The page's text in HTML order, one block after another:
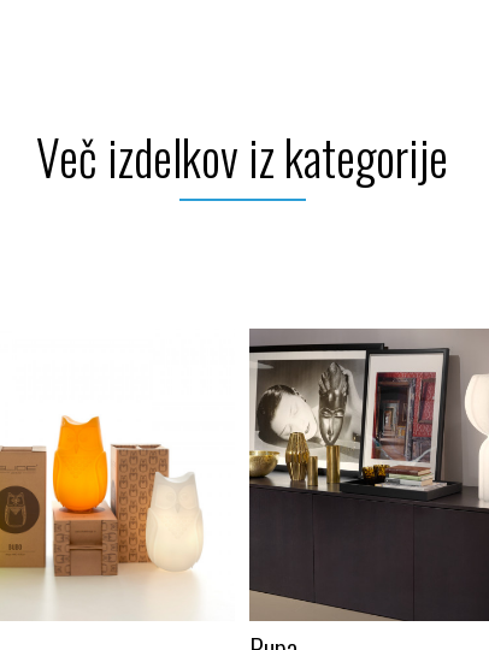
Več izdelkov iz kategorije